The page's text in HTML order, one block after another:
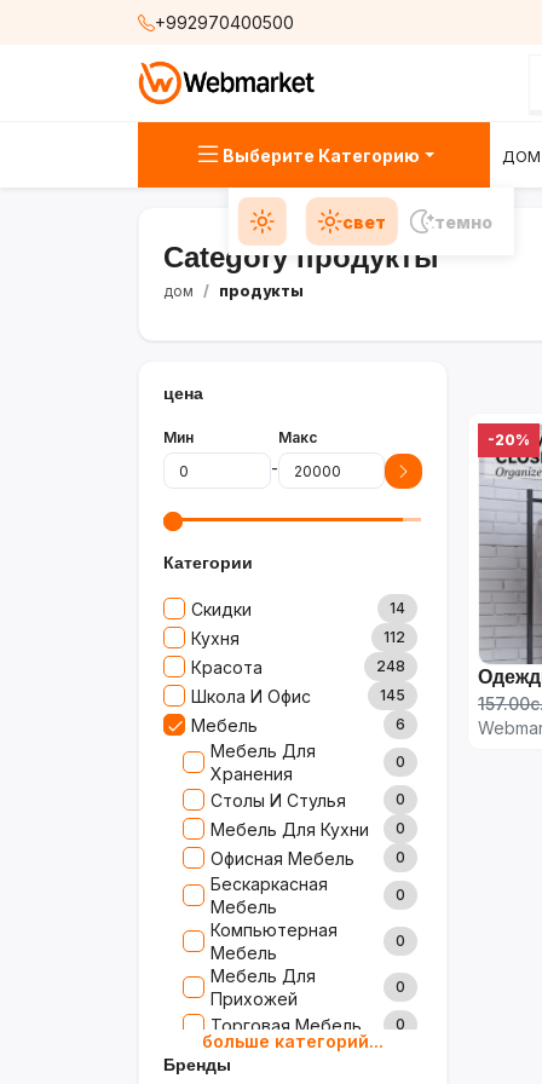
+992970400500
Выберите Категорию ДОМ
свет темно
Category продукты
дом продукты
цена
Мин
-
Макс
Категории
Скидки 14
Кухня 112
Красота 248
Школа И Офис 145
Мебель 6
Мебель Для
Хранения
0
Столы И Стулья 0
Мебель Для Кухни 0
Офисная Мебель 0
Бескаркасная
Мебель
0
Компьютерная
Мебель
0
Мебель Для
Прихожей
0
Торговая Мебель 0
Детская Мебель
Мебель Для
больше категорий...
Бренды
-20%